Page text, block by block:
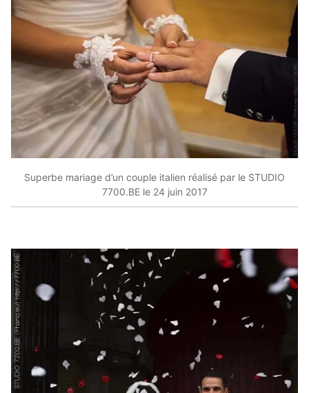
Superbe mariage d’un couple italien réalisé par le STUDIO
7700.BE le 24 juin 2017